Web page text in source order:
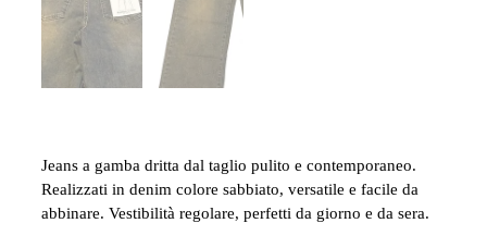
Jeans a gamba dritta dal taglio pulito e contemporaneo.
Realizzati in denim colore sabbiato, versatile e facile da
abbinare. Vestibilità regolare, perfetti da giorno e da sera.